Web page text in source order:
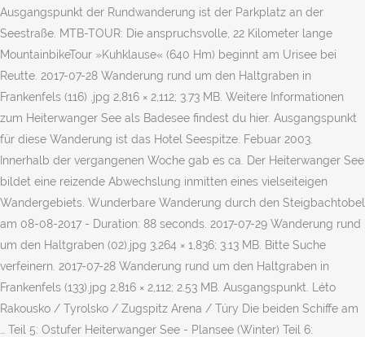
Ausgangspunkt der Rundwanderung ist der Parkplatz an der
Seestraße. MTB-TOUR: Die anspruchsvolle, 22 Kilometer lange
MountainbikeTour »Kuhklause« (640 Hm) beginnt am Urisee bei
Reutte. 2017-07-28 Wanderung rund um den Haltgraben in
Frankenfels (116) .jpg 2,816 × 2,112; 3.73 MB. Weitere Informationen
zum Heiterwanger See als Badesee findest du hier. Ausgangspunkt
für diese Wanderung ist das Hotel Seespitze. Febuar 2003.
Innerhalb der vergangenen Woche gab es ca. Der Heiterwanger See
bildet eine reizende Abwechslung inmitten eines vielseiteigen
Wandergebiets. Wunderbare Wanderung durch den Steigbachtobel
am 08-08-2017 - Duration: 88 seconds. 2017-07-29 Wanderung rund
um den Haltgraben (02).jpg 3,264 × 1,836; 3.13 MB. Bitte Suche
verfeinern. 2017-07-28 Wanderung rund um den Haltgraben in
Frankenfels (133).jpg 2,816 × 2,112; 2.53 MB. Ausgangspunkt. Léto
Rakousko / Tyrolsko / Zugspitz Arena / Túry Die beiden Schiffe am
… Teil 5: Ostufer Heiterwanger See - Plansee (Winter) Teil 6: